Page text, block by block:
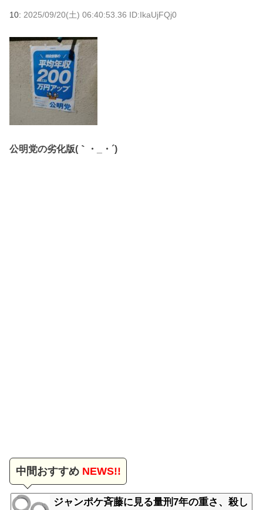
10: 2025/09/20(土) 06:40:53.36 ID:IkaUjFQj0
公明党の劣化版(｀・_・´)
中間おすすめNEWS!!
ジャンポケ斉藤に見る量刑7年の重さ、殺し